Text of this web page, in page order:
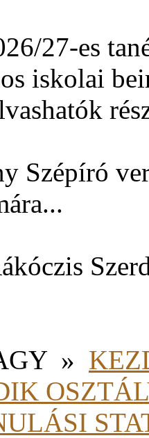
27-es
iskolai
Szépíró
»